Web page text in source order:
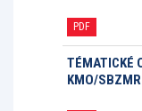
PDF
TÉMATICKÉ
KMO/SBZMR